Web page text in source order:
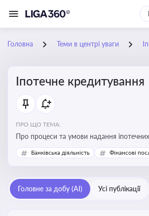
Головна Теми в центрі уваги
Іпотечне кредитування
ПРО ЩО ТЕМА:
Про процеси та умови надання
зміни у законодавстві та тенденції на
Банківська діяльність Фінансові
Головне за добу (AI) Усі публікації